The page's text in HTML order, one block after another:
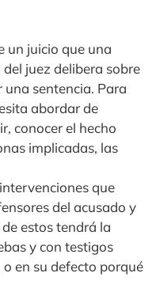
un juicio que una
juez delibera sobre
sentencia. Para
abordar de
conocer el hecho
implicadas, las
que
del acusado y
estos tendrá la
y con testigos
en su defecto porqué